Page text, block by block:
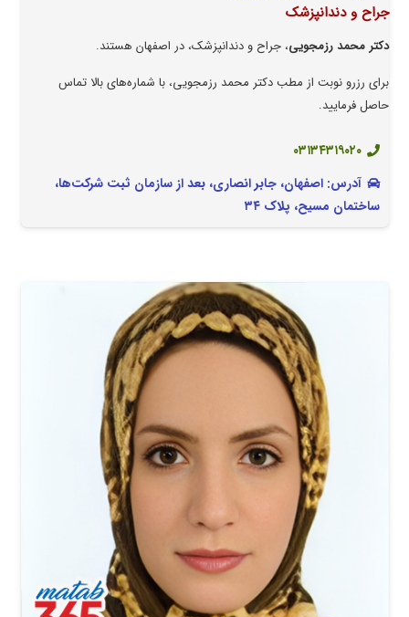
جراح و دندانپزشک
دکتر محمد رزمجویی، جراح و دندانپزشک، در اصفهان هستند.
برای رزرو نوبت از مطب دکتر محمد رزمجویی، با شماره‌های بالا تماس
حاصل فرمایید.
۰۳۱۳۴۳۱۹۰۲۰
آدرس: اصفهان، جابر انصاری، بعد از سازمان ثبت شرکت‌ها،
ساختمان مسیح، پلاک ۳۴